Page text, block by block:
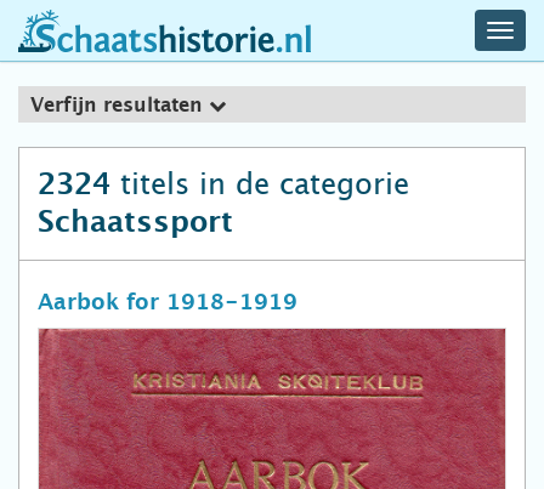
schaatshistorie.nl
Verfijn resultaten
2324 titels in de categorie
Schaatssport
Aarbok for 1918-1919